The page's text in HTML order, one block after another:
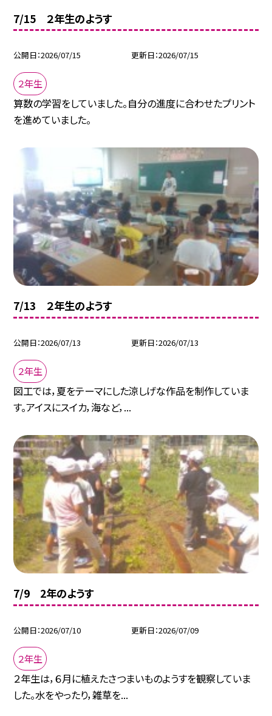
7/15 ２年生のようす
公開日 2026/07/15 更新日 2026/07/15
２年生
算数の学習をしていました。自分の進度に合わせたプリント
を進めていました。
7/13 ２年生のようす
公開日 2026/07/13 更新日 2026/07/13
２年生
図工では，夏をテーマにした涼しげな作品を制作していま
す。アイスにスイカ，海など，...
7/9 2年のようす
公開日 2026/07/10 更新日 2026/07/09
２年生
２年生は，６月に植えたさつまいものようすを観察していま
した。水をやったり，雑草を...